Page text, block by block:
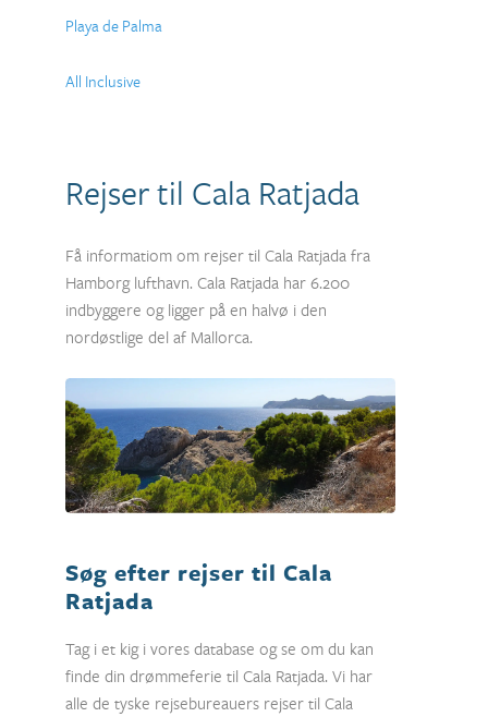
Playa de Palma
All Inclusive
Rejser til Cala Ratjada
Få informatiom om rejser til Cala Ratjada fra
Hamborg lufthavn. Cala Ratjada har 6.200
indbyggere og ligger på en halvø i den
nordøstlige del af Mallorca.
Søg efter rejser til Cala
Ratjada
Tag i et kig i vores database og se om du kan
finde din drømmeferie til Cala Ratjada. Vi har
alle de tyske rejsebureauers rejser til Cala